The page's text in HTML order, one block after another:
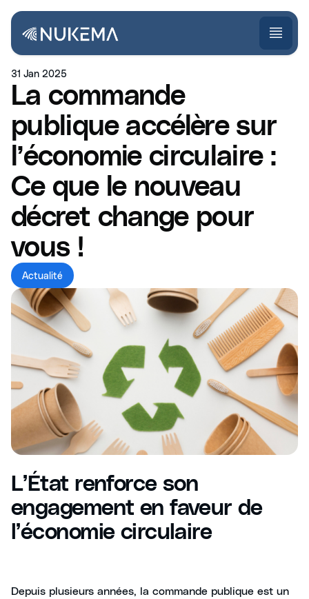
31 Jan 2025
La commande
publique accélère sur
l’économie circulaire :
Ce que le nouveau
décret change pour
vous !
Actualité
L’État renforce son
engagement en faveur de
l’économie circulaire
Depuis plusieurs années, la commande publique est un